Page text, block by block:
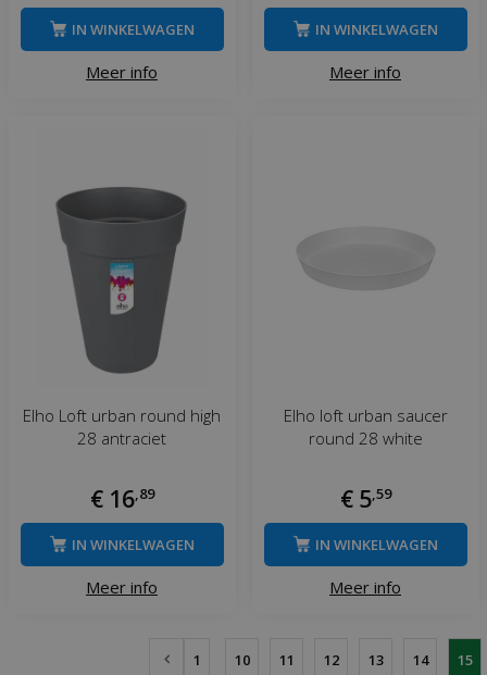
Meer info
IN WINKELWAGEN
Meer info
IN WINKELWAGEN
Elho Loft urban round high
28 antraciet
€ 16 89
Meer info
IN WINKELWAGEN
Elho loft urban saucer
round 28 white
€ 5 59
Meer info
IN WINKELWAGEN
1 10 11 12 13 14 15